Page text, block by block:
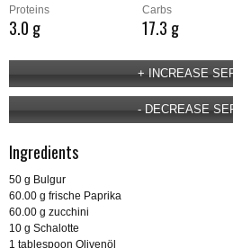
Proteins
3.0 g
Carbs
17.3 g
Ingredients
50 g Bulgur
60.00 g frische Paprika
60.00 g zucchini
10 g Schalotte
1 tablespoon Olivenöl